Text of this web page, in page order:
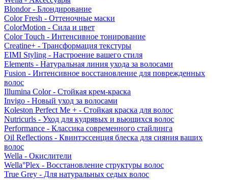
Blondor - Блондирование
Color Fresh - Оттеночные маски
ColorMotion - Сила и цвет
Color Touch - Интенсивное тонирование
Creatine+ - Трансформация текстуры
EIMI Styling - Настроение вашего стиля
Elements - Натуральная линия ухода за волосами
Fusion - Интенсивное восстановление для поврежденных
волос
Illumina Color - Стойкая крем-краска
Invigo - Новый уход за волосами
Koleston Perfect Me + - Стойкая краска для волос
Nutricurls - Уход для кудрявых и вьющихся волос
Performance - Классика современного стайлинга
Oil Reflections - Квинтэссенция блеска для сияния ваших
волос
Wella - Окислители
Wella°Plex - Восстановление структуры волос
True Grey - Для натуральных седых волос